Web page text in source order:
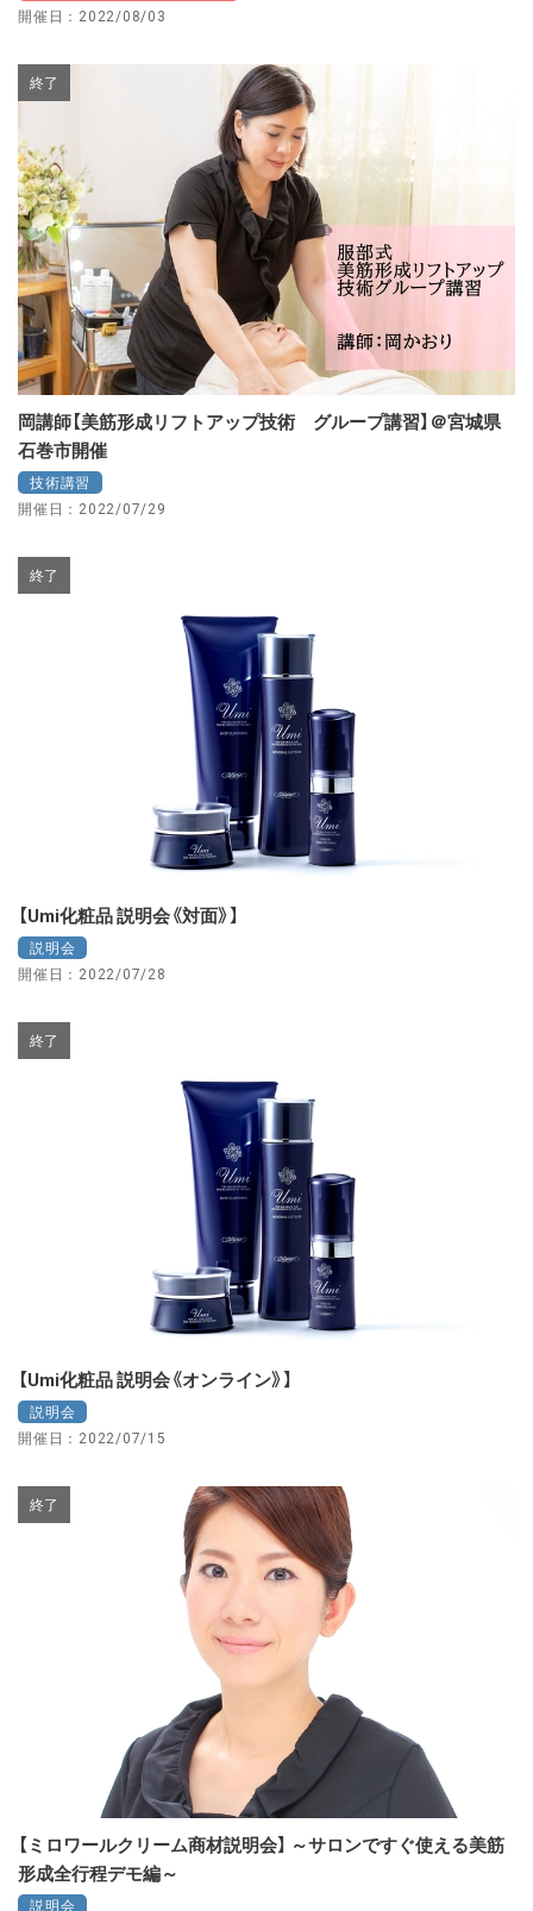
開催日：2022/08/03
終了
岡講師【美筋形成リフトアップ技術 グループ講習】＠宮城県
石巻市開催
技術講習
開催日：2022/07/29
終了
【Umi化粧品 説明会《対面》】
説明会
開催日：2022/07/28
終了
【Umi化粧品 説明会《オンライン》】
説明会
開催日：2022/07/15
終了
【ミロワールクリーム商材説明会】 ～サロンですぐ使える美筋
形成全行程デモ編～
説明会